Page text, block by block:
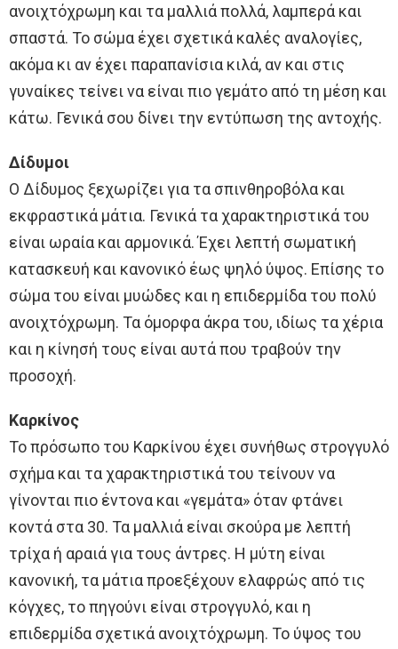
ανοιχτόχρωμη και τα μαλλιά πολλά, λαμπερά και
σπαστά. Το σώμα έχει σχετικά καλές αναλογίες,
ακόμα κι αν έχει παραπανίσια κιλά, αν και στις
γυναίκες τείνει να είναι πιο γεμάτο από τη μέση και
κάτω. Γενικά σου δίνει την εντύπωση της αντοχής.
Δίδυμοι
Ο Δίδυμος ξεχωρίζει για τα σπινθηροβόλα και
εκφραστικά μάτια. Γενικά τα χαρακτηριστικά του
είναι ωραία και αρμονικά. Έχει λεπτή σωματική
κατασκευή και κανονικό έως ψηλό ύψος. Επίσης το
σώμα του είναι μυώδες και η επιδερμίδα του πολύ
ανοιχτόχρωμη. Τα όμορφα άκρα του, ιδίως τα χέρια
και η κίνησή τους είναι αυτά που τραβούν την
προσοχή.
Καρκίνος
Το πρόσωπο του Καρκίνου έχει συνήθως στρογγυλό
σχήμα και τα χαρακτηριστικά του τείνουν να
γίνονται πιο έντονα και «γεμάτα» όταν φτάνει
κοντά στα 30. Τα μαλλιά είναι σκούρα με λεπτή
τρίχα ή αραιά για τους άντρες. Η μύτη είναι
κανονική, τα μάτια προεξέχουν ελαφρώς από τις
κόγχες, το πηγούνι είναι στρογγυλό, και η
επιδερμίδα σχετικά ανοιχτόχρωμη. Το ύψος του